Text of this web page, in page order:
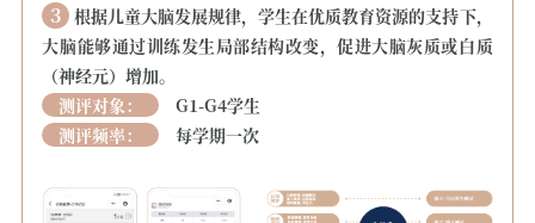
3 根据儿童大脑发展规律，学生在优质教育资源的支持下，
大脑能够通过训练发生局部结构改变，促进大脑灰质或白质
（神经元）增加。
测评对象：
G1-G4学生
测评频率：
每学期一次